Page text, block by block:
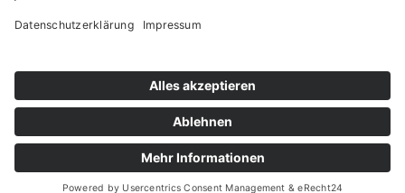
Startseite Datenschutzerklärung
Impressum Sitemap